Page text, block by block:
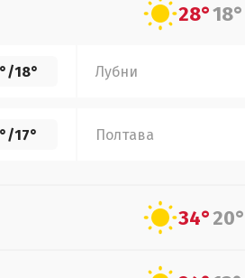
28°18°
/18° Лубни
/17° Полтава
34°20°